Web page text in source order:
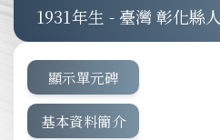
1931 - 臺灣 彰化縣人
顯示單元碑
基本資料簡介